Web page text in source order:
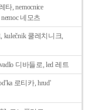
타, nemocnice
네모츠
kulečnik 쿨레치니크,
디바들로, led 레트
로티카, hrud'